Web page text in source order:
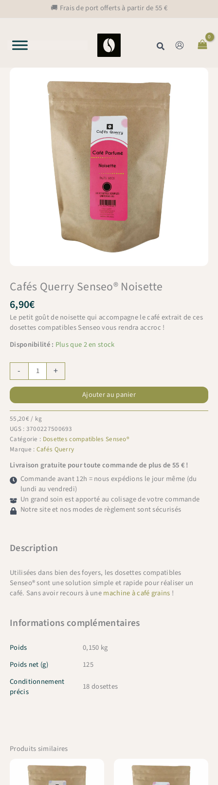
🚚 Frais de port offerts à partir de 55 €
Rechercher
Cafés Querry Senseo® Noisette
6,90€
Le petit goût de noisette qui accompagne le café extrait de ces
dosettes compatibles Senseo vous rendra accroc !
Disponibilité : Plus que 2 en stock
-
de
Cafés
Querry
Noisette
+
Ajouter au panier
55,20€ / kg
UGS : 3700227500693
Catégorie : Dosettes compatibles Senseo®
Marque : Cafés Querry
Livraison gratuite pour toute commande de plus de 55 € !
Commande avant 12h = nous expédions le jour même (du
lundi au vendredi)
Un grand soin est apporté au colisage de votre commande
Notre site et nos modes de règlement sont sécurisés
Description
Utilisées dans bien des foyers, les dosettes compatibles
Senseo® sont une solution simple et rapide pour réaliser un
café. Sans avoir recours à unemachine à café grains !
Informations complémentaires
Poids
0,150 kg
Poids net (g)
125
Conditionnement
précis
18 dosettes
Produits similaires